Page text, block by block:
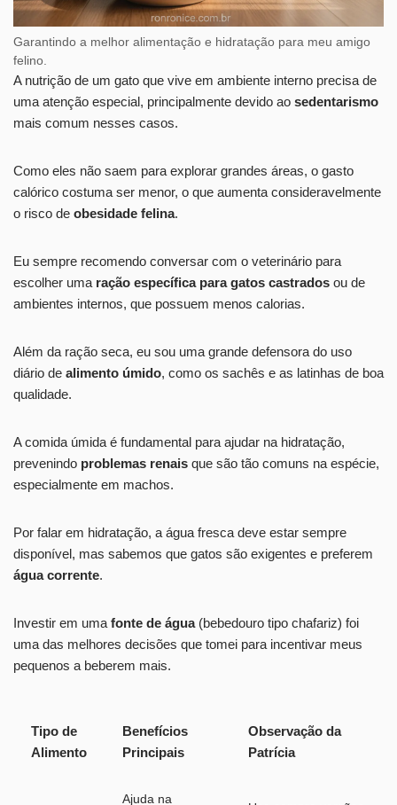
Garantindo a melhor alimentação e hidratação para meu amigo
felino.
A nutrição de um gato que vive em ambiente interno precisa de
uma atenção especial, principalmente devido ao sedentarismo
mais comum nesses casos.
Como eles não saem para explorar grandes áreas, o gasto
calórico costuma ser menor, o que aumenta consideravelmente
o risco de obesidade felina.
Eu sempre recomendo conversar com o veterinário para
escolher uma ração específica para gatos castrados ou de
ambientes internos, que possuem menos calorias.
Além da ração seca, eu sou uma grande defensora do uso
diário de alimento úmido, como os sachês e as latinhas de boa
qualidade.
A comida úmida é fundamental para ajudar na hidratação,
prevenindo problemas renais que são tão comuns na espécie,
especialmente em machos.
Por falar em hidratação, a água fresca deve estar sempre
disponível, mas sabemos que gatos são exigentes e preferem
água corrente.
Investir em uma fonte de água(bebedouro tipo chafariz) foi
uma das melhores decisões que tomei para incentivar meus
pequenos a beberem mais.
Tipo de
Alimento
Benefícios
Principais
Observação da
Patrícia
Ajuda na